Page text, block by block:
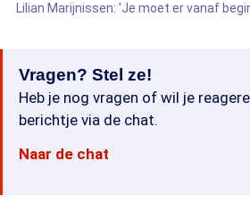
Lilian Marijnissen: 'Je moet er vanaf
Vragen? Stel ze!
Heb je nog vragen of wil je
berichtje via de chat.
Naar de chat